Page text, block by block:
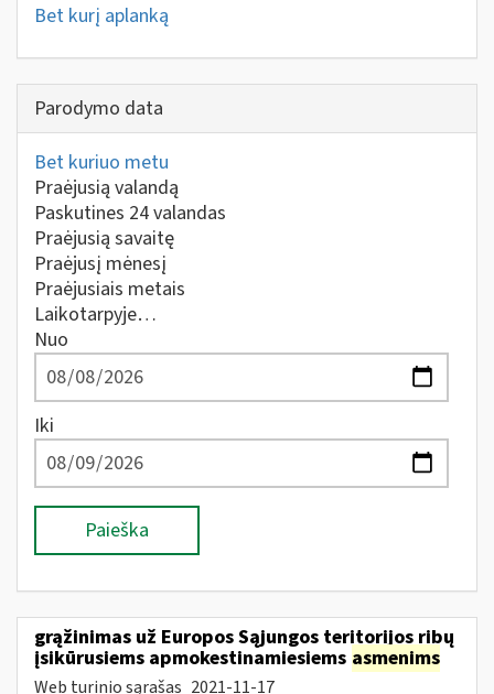
Bet kurį aplanką
Parodymo data
Bet kuriuo metu
Praėjusią valandą
Paskutines 24 valandas
Praėjusią savaitę
Praėjusį mėnesį
Praėjusiais metais
Laikotarpyje…
Nuo
Iki
Paieška
grąžinimas už Europos Sąjungos teritorijos ribų
įsikūrusiems apmokestinamiesiems asmenims
Web turinio sąrašas 2021-11-17